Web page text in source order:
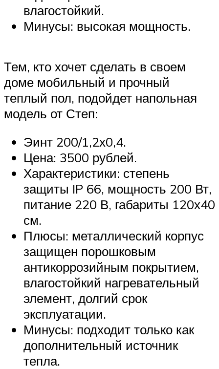
влагостойкий.
Минусы: высокая мощность.
Тем, кто хочет сделать в своем
доме мобильный и прочный
теплый пол, подойдет напольная
модель от Степ:
Эинт 200/1,2х0,4.
Цена: 3500 рублей.
Характеристики: степень
защиты IP 66, мощность 200 Вт,
питание 220 В, габариты 120х40
см.
Плюсы: металлический корпус
защищен порошковым
антикоррозийным покрытием,
влагостойкий нагревательный
элемент, долгий срок
эксплуатации.
Минусы: подходит только как
дополнительный источник
тепла.